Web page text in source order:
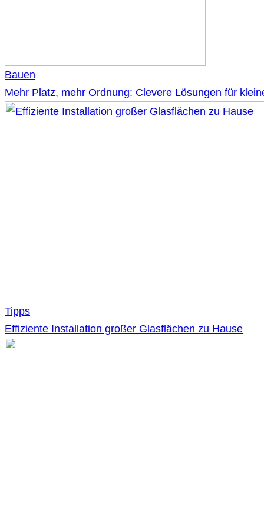
Bauen
Mehr Platz, mehr Ordnung: Clevere Lösungen für
Tipps
Effiziente Installation großer Glasflächen zu Hause